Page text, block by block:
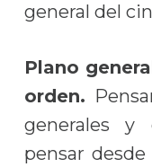
general del
Plano
orden.
generales y
pensar